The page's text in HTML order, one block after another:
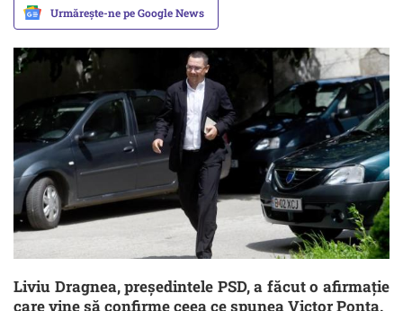
Urmărește-ne pe Google News
Liviu Dragnea, președintele PSD, a făcut o afirmație
care vine să confirme ceea ce spunea Victor Ponta.